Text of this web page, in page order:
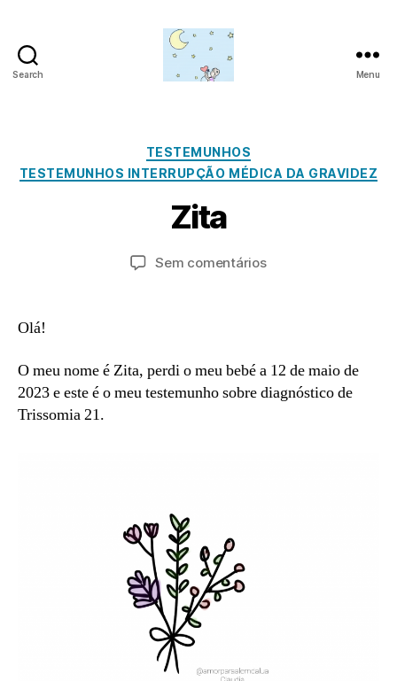
Search
da
lua
Menu
Categorias
TESTEMUNHOS
TESTEMUNHOS INTERRUPÇÃO MÉDICA DA GRAVIDEZ
Zita
Autor
d
Data
e
t
e
o
3
Sem comentáriosem
Olá!
O meu nome é Zita, perdi o meu bebé a 12 de maio de
2023 e este é o meu testemunho sobre diagnóstico de
Trissomia 21.